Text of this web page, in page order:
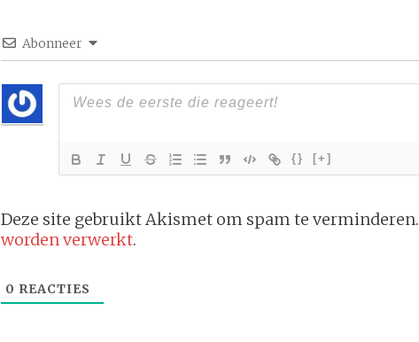
Abonneer
{} [+]
Deze site gebruikt Akismet om spam te verminderen.
worden verwerkt.
0 REACTIES